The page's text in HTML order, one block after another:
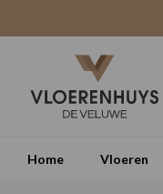
Home Vloeren